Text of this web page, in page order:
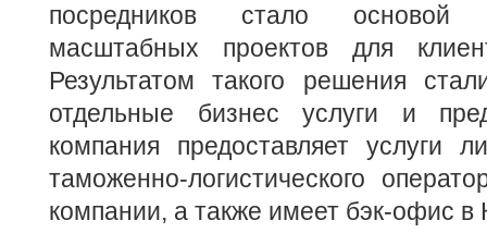
посредников стало основой
масштабных проектов для
Результатом такого решения
отдельные бизнес услуги и
компания предоставляет услуги
таможенно-логистического
компании, а также имеет бэк-офис в